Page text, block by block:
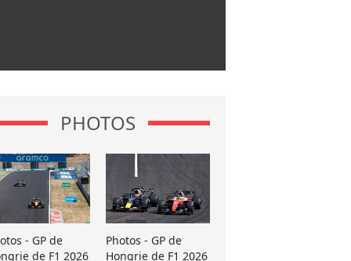
PHOTOS
- GP de
de F1 2026
Photos - GP de
Hongrie de F1 2026